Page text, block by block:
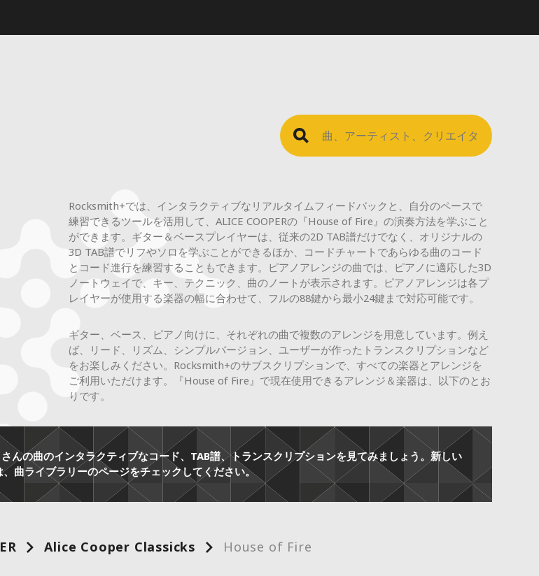
Rocksmith+では、インタラクティブなリアルタイムフィードバックと、自分のペースで
練習できるツールを活用して、ALICE COOPERの『House of Fire』の演奏方法を学ぶこと
ができます。ギター＆ベースプレイヤーは、従来の2D TAB譜だけでなく、オリジナルの
3D TAB譜でリフやソロを学ぶことができるほか、コードチャートであらゆる曲のコード
とコード進行を練習することもできます。ピアノアレンジの曲では、ピアノに適応した3D
ノートウェイで、キー、テクニック、曲のノートが表示されます。ピアノアレンジは各プ
レイヤーが使用する楽器の幅に合わせて、フルの88鍵から最小24鍵まで対応可能です。
ギター、ベース、ピアノ向けに、それぞれの曲で複数のアレンジを用意しています。例え
ば、リード、リズム、シンプルバージョン、ユーザーが作ったトランスクリプションなど
をお楽しみください。Rocksmith+のサブスクリプションで、すべての楽器とアレンジを
ご利用いただけます。『House of Fire』で現在使用できるアレンジ＆楽器は、以下のとお
りです。
の曲のインタラクティブなコード、TAB譜、トランスクリプションを見てみましょう。新しい
曲ライブラリーのページをチェックしてください。
Alice Cooper Classicks House of Fire